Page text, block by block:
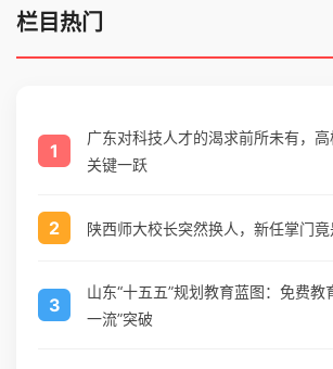
栏目热门
1
广东对科技人才的渴求前所未有，
关键一跃
2 陕西师大校长突然换人，新任掌门
3
山东“十五五”规划教育蓝图：免费教
一流”突破